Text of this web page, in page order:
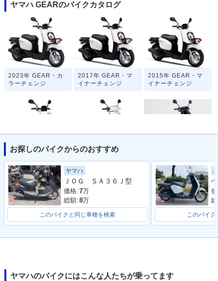
ヤマハ GEARのバイクカタログ
2023年 GEAR・カ
ラーチェンジ
2017年 GEAR・マ
イナーチェンジ
2015年 GEAR・マ
イナーチェンジ
ルモデルチェンジ
イナーチェンジ
k Edition・特別・限
定仕様
お探しのバイクからのおすすめ
ヤマハ
ＪＯＧ ＳＡ３６Ｊ型
価格: 7万
総額: 8万
このバイクと同じ車種を検索 このバイク
ヤマハのバイクにはこんな人たちが乗ってます